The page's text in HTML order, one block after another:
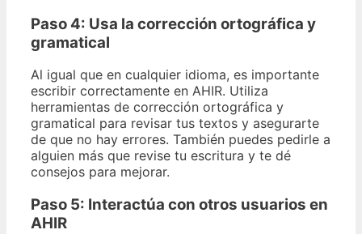
Paso 4: Usa la corrección ortográfica y
gramatical
Al igual que en cualquier idioma, es importante
escribir correctamente en AHIR. Utiliza
herramientas de corrección ortográfica y
gramatical para revisar tus textos y asegurarte
de que no hay errores. También puedes pedirle a
alguien más que revise tu escritura y te dé
consejos para mejorar.
Paso 5: Interactúa con otros usuarios en
AHIR